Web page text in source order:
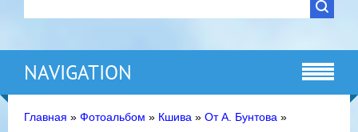
NAVIGATION
Главная » Фотоальбом » Кшива » От А. Бунтова »